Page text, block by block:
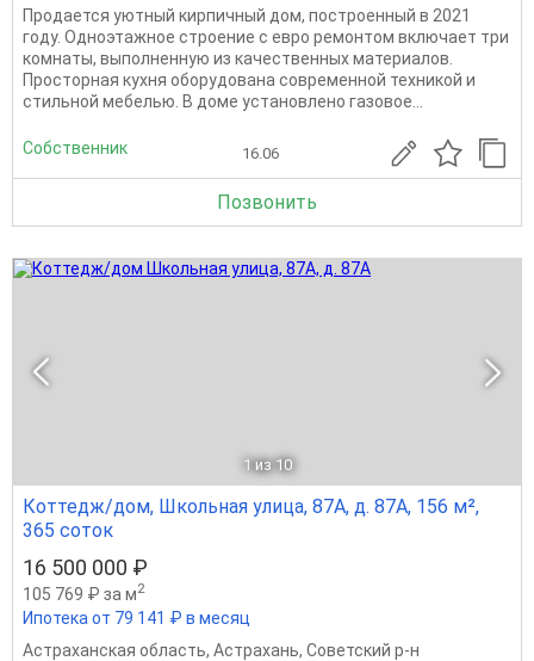
Продается уютный кирпичный дом, построенный в 2021
году. Одноэтажное строение с евро ремонтом включает три
комнаты, выполненную из качественных материалов.
Просторная кухня оборудована современной техникой и
стильной мебелью. В доме установлено газовое...
Собственник 16.06
Позвонить
1 из 10
Коттедж/дом, Школьная улица, 87А, д. 87А, 156 м²,
365 соток
16 500 000 ₽
105 769 ₽ за м2
Ипотека от 79 141 ₽ в месяц
Астраханская область, Астрахань, Советский р-н